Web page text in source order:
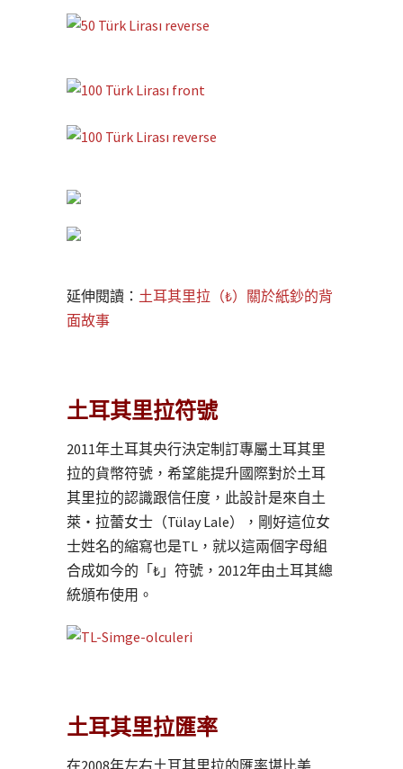
延伸閱讀： 土耳其里拉（₺）關於紙鈔的背
面故事
土耳其里拉符號
2011年土耳其央行決定制訂專屬土耳其里
拉的貨幣符號，希望能提升國際對於土耳
其里拉的認識跟信任度，此設計是來自土
萊・拉蕾女士（Tülay Lale），剛好這位女
士姓名的縮寫也是TL，就以這兩個字母組
合成如今的「₺」符號，2012年由土耳其總
統頒布使用。
土耳其里拉匯率
在2008年左右土耳其里拉的匯率堪比美